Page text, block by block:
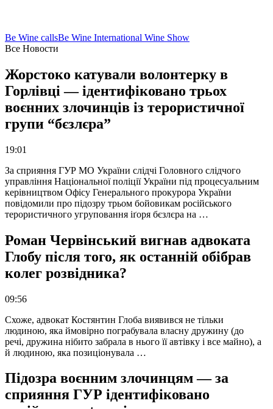
Be Wine callsBe Wine International Wine Show
Все Новости
Жорстоко катували волонтерку в
Горлівці — ідентифіковано трьох
воєнних злочинців із терористичної
групи “бєзлєра”
19:01
За сприяння ГУР МО України слідчі Головного слідчого
управління Національної поліції України під процесуальним
керівництвом Офісу Генерального прокурора України
повідомили про підозру трьом бойовикам російського
терористичного угруповання іґоря бєзлєра на …
Роман Червінський вигнав адвоката
Глобу після того, як останній обібрав
колег розвідника?
09:56
Схоже, адвокат Костянтин Глоба виявився не тільки
людиною, яка ймовірно пограбувала власну дружину (до
речі, дружина нібито забрала в нього її автівку і все майно), а
й людиною, яка позиціонувала …
Підозра воєнним злочинцям — за
сприяння ГУР ідентифіковано